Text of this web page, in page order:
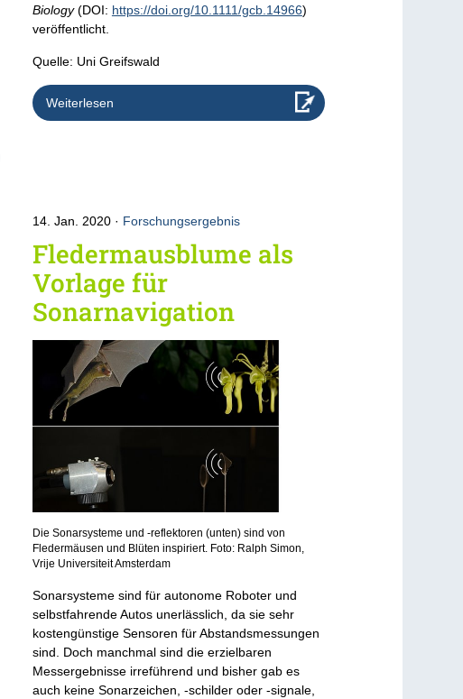
Biology(DOI: https://doi.org/10.1111/gcb.14966)
veröffentlicht.
Quelle: Uni Greifswald
Weiterlesen
14. Jan. 2020 Forschungsergebnis
Fledermausblume als
Vorlage für
Sonarnavigation
Die Sonarsysteme und -reflektoren (unten) sind von
Fledermäusen und Blüten inspiriert. Foto: Ralph Simon,
Vrije Universiteit Amsterdam
Sonarsysteme sind für autonome Roboter und
selbstfahrende Autos unerlässlich, da sie sehr
kostengünstige Sensoren für Abstandsmessungen
sind. Doch manchmal sind die erzielbaren
Messergebnisse irreführend und bisher gab es
auch keine Sonarzeichen, -schilder oder -signale,